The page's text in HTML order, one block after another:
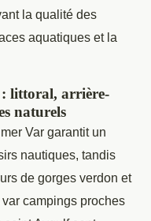
la qualité des
aquatiques et la
: littoral, arrière-
naturels
Var garantit un
nautiques, tandis
de gorges verdon et
campings proches